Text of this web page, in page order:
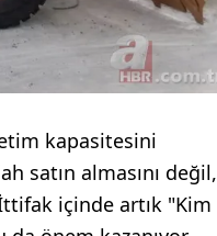
kapasitesini
satın almasını değil,
içinde artık "Kim